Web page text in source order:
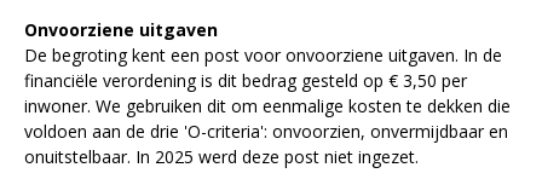
Onvoorziene uitgaven
De begroting kent een post voor onvoorziene uitgaven. In de
financiële verordening is dit bedrag gesteld op € 3,50 per
inwoner. We gebruiken dit om eenmalige kosten te dekken die
voldoen aan de drie 'O-criteria': onvoorzien, onvermijdbaar en
onuitstelbaar. In 2025 werd deze post niet ingezet.